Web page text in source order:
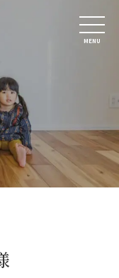
MENU